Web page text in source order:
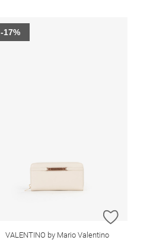
ZUR
VALENTINO by Mario Valentino
-17%